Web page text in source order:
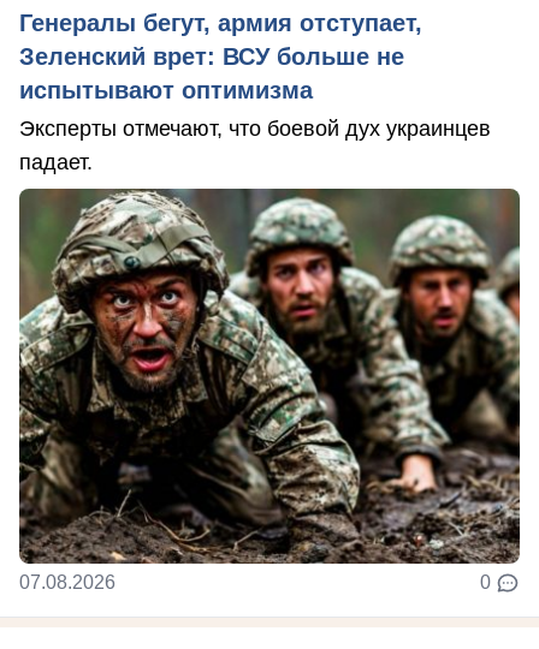
Генералы бегут, армия отступает,
Зеленский врет: ВСУ больше не
испытывают оптимизма
Эксперты отмечают, что боевой дух украинцев
падает.
07.08.2026 0